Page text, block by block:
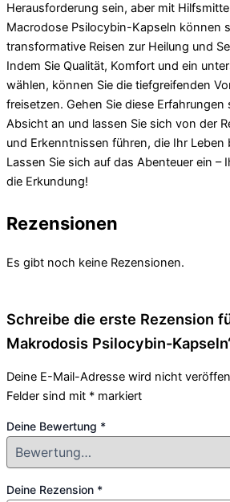
Herausforderung sein, aber mit
Macrodose Psilocybin-Kapseln können
transformative Reisen zur Heilung und
Indem Sie Qualität, Komfort und ein
wählen, können Sie die tiefgreifenden
freisetzen. Gehen Sie diese
Absicht an und lassen Sie sich von der
und Erkenntnissen führen, die Ihr Leben
Lassen Sie sich auf das Abenteuer ein –
die Erkundung!
Rezensionen
Es gibt noch keine Rezensionen.
Schreibe die erste Rezension
Makrodosis Psilocybin-
Deine E-Mail-Adresse wird nicht
Felder sind mit * markiert
Deine Bewertung *
Deine Rezension *